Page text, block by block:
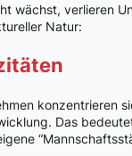
wächst, verlieren
Natur:
konzentrieren
Das